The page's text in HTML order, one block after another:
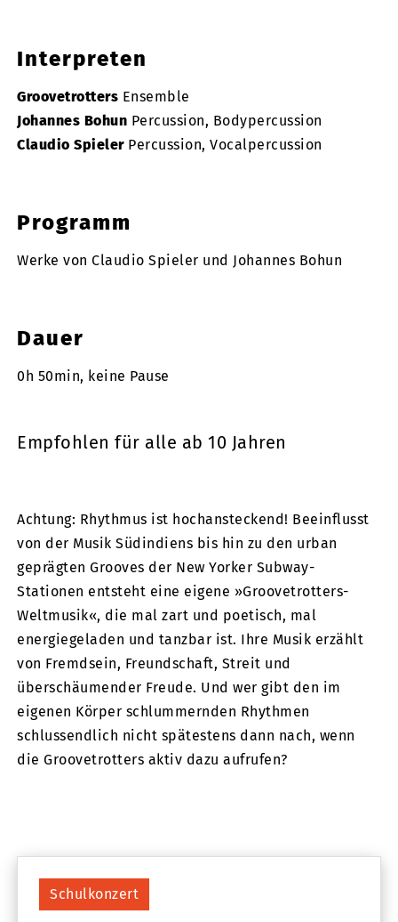
Interpreten
Groovetrotters Ensemble
Johannes Bohun Percussion, Bodypercussion
Claudio SpielerPercussion, Vocalpercussion
Programm
Werke von Claudio Spieler und Johannes Bohun
Dauer
0h 50min, keine Pause
Empfohlen für alle ab 10 Jahren
Achtung: Rhythmus ist hochansteckend! Beeinflusst
von der Musik Südindiens bis hin zu den urban
geprägten Grooves der New Yorker Subway-
Stationen entsteht eine eigene »Groovetrotters-
Weltmusik«, die mal zart und poetisch, mal
energiegeladen und tanzbar ist. Ihre Musik erzählt
von Fremdsein, Freundschaft, Streit und
überschäumender Freude. Und wer gibt den im
eigenen Körper schlummernden Rhythmen
schlussendlich nicht spätestens dann nach, wenn
die Groovetrotters aktiv dazu aufrufen?
Schulkonzert